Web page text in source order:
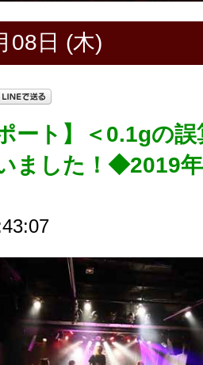
08日 (木)
ート】＜0.1gの
ました！◆2019